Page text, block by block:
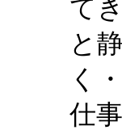
て
と
く
仕